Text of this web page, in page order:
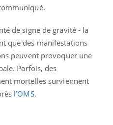
de signe de gravité - la
que des manifestations
peuvent provoquer une
Parfois, des
mortelles surviennent
l’OMS.